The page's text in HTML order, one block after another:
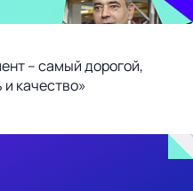
– самый дорогой,
качество»